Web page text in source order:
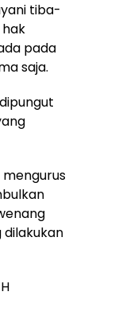
tiba-
pada
saja.